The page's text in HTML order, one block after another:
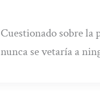
Cuestionado sobre la
nunca se vetaría a